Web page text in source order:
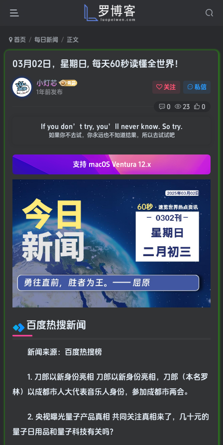
首页 每日新闻 正文
03月02日，星期日, 每天60秒读懂全世界！
小灯芯
1年前发布
关注 私信
0 23 0
If you don’t try, you’ll never know. So try.
如果你不去试，你永远也不知道结果，所以去试试吧
支持 macOSVentura 12.x
百度热搜新闻
新闻来源：百度热搜榜
1. 刀郎以新身份亮相 刀郎以新身份亮相，刀郎（本名罗
林）以成都市人大代表音乐人身份，参加成都市两会。
2. 央视曝光量子产品真相 共同关注真相来了，几十元的
量子日用品和量子科技有关吗？